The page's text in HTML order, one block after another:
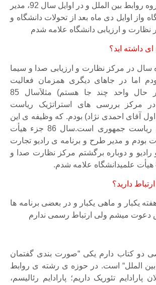
از سال 89 مدیر گروه روابط بین الملل و در اوایل سال 92، مدیر
واز اوایل دی ماه بعد از تحولات دانشگاه و
نظارت و ارزیابی دانشگاه علامه شدم
داشته اید؟
ده سال در مرکز نظارت و ارزیابی صدا و سیما
اما در جاهای دیگری همزمان فعالیت
داشتم (معمولاً در حال واحد چند جا هستم) مثلاَسال 85
مرکز بررسی های استراتژیک ریاست
آقای احمدی نژاد) بودم. که وظیفه ی این
مرکز، مشاوره به ریاست جمهوری است.سال 86 جزء هیأت
بودم و مدیر طرح و برنامه ی رادیو تجارت
رادیو و دوباره برگشتم مرکز نظارت صدا و
دارید؟
یکبار و ماهی یکبار و در بعضی برنامه ها
دعوت میشم ولی ارتباط رسمی ندارم
دو کتاب دارم یکی “صورت بندی گفتمان
بین الملل“ است. در حوزه ی رشته ی روابط
پارادایم تئوریک داریم؛ پارادایم رئالیسم،